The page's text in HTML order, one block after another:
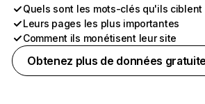
Quels sont les mots-clés qu'ils ciblent
Leurs pages les plus importantes
Comment ils monétisent leur site
Obtenez plus de données